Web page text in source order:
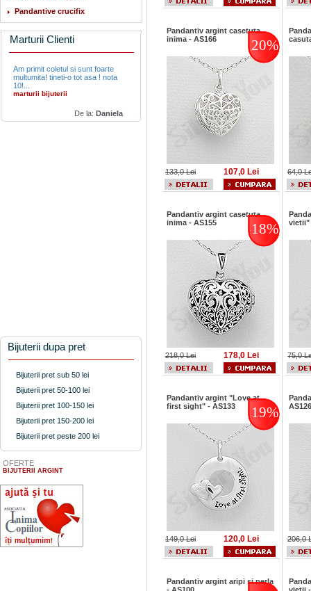
Pandantive crucifix
Marturii Clienti
Am primit coletul si sunt foarte
multumita! tineti-o tot asa ! nota
10!...
marturii bijuterii
De la: Daniela
Bijuterii dupa pret
Bijuterii pret sub 50 lei
Bijuterii pret 50-100 lei
Bijuterii pret 100-150 lei
Bijuterii pret 150-200 lei
Bijuterii pret peste 200 lei
OFERTE
BIJUTERII ARGINT
Pandantiv argint casetuta
inima - AS166
20%
133,0 Lei 107,0 Lei 64,0
Pandantiv argint casetuta
inima - AS155
18%
218,0 Lei 178,0 Lei
vietii"
75,0
Pandantiv argint "Love at
first sight" - AS133
19%
149,0 Lei 120,0 Lei
AS126
206,0
Pandantiv argint aripi si perla